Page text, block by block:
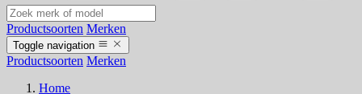
Productsoorten Merken
Toggle navigation
Productsoorten Merken
Home